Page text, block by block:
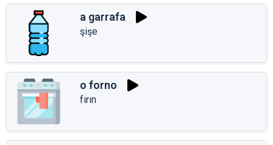
a garrafa
şişe
o forno
fırın